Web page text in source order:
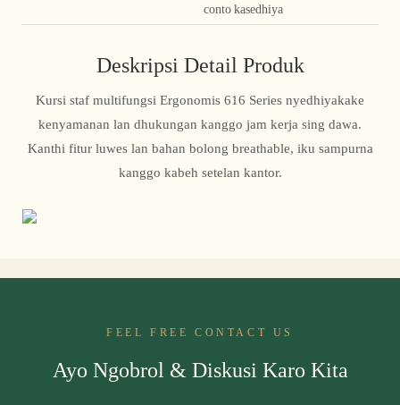
conto kasedhiya
Deskripsi Detail Produk
Kursi staf multifungsi Ergonomis 616 Series nyedhiyakake
kenyamanan lan dhukungan kanggo jam kerja sing dawa.
Kanthi fitur luwes lan bahan bolong breathable, iku sampurna
kanggo kabeh setelan kantor.
FEEL FREE CONTACT US
Ayo Ngobrol & Diskusi Karo Kita